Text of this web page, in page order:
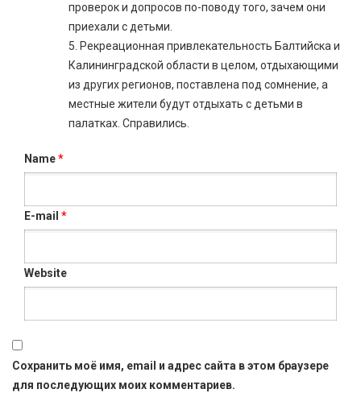
проверок и допросов по-поводу того, зачем они
приехали с детьми.
5. Рекреационная привлекательность Балтийска и
Калининградской области в целом, отдыхающими
из других регионов, поставлена под сомнение, а
местные жители будут отдыхать с детьми в
палатках. Справились.
Name*
E-mail *
Website
Сохранить моё имя, email и адрес сайта в этом браузере
для последующих моих комментариев.